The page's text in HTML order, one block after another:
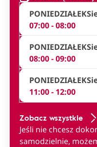
PONIEDZIAŁEK
07:00 - 08:00
PONIEDZIAŁEK
08:00 - 09:00
PONIEDZIAŁEK
11:00 - 12:00
Zobacz wszystkie
Jeśli nie chcesz
samodzielnie,